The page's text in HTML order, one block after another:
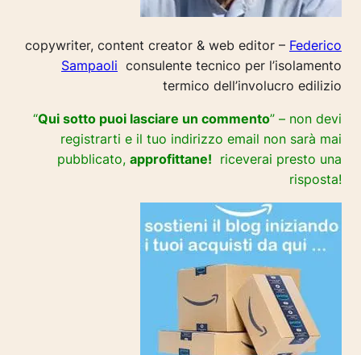
copywriter, content creator & web editor – Federico
Sampaoli consulente tecnico per l’isolamento
termico dell’involucro edilizio
“Qui sotto puoi lasciare un commento” – non devi
registrarti e il tuo indirizzo email non sarà mai
pubblicato, approfittane! riceverai presto una
risposta!